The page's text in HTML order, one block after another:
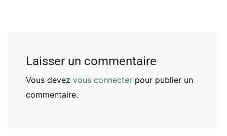
Laisser un commentaire
Vous devez vous connecter pour publier un
commentaire.